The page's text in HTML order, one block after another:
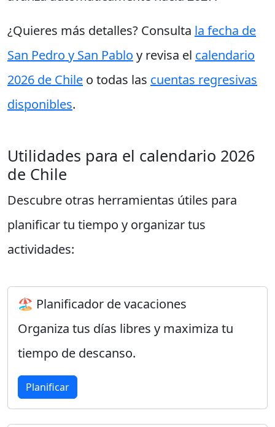
¿Quieres más detalles? Consulta la fecha de
San Pedro y San Pablo y revisa el calendario
2026 de Chile o todas las cuentas regresivas
disponibles.
Utilidades para el calendario 2026
de Chile
Descubre otras herramientas útiles para
planificar tu tiempo y organizar tus
actividades:
🏖️ Planificador de vacaciones
Organiza tus días libres y maximiza tu
tiempo de descanso.
Planificar